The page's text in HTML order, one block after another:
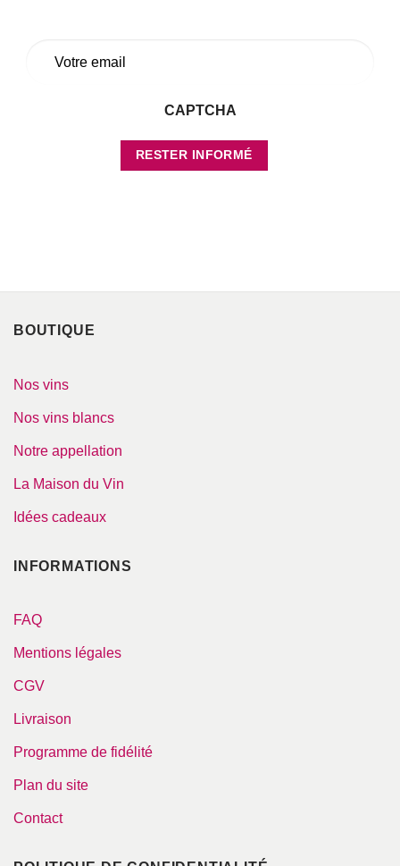
CAPTCHA
RESTER INFORMÉ
BOUTIQUE
Nos vins
Nos vins blancs
Notre appellation
La Maison du Vin
Idées cadeaux
INFORMATIONS
FAQ
Mentions légales
CGV
Livraison
Programme de fidélité
Plan du site
Contact